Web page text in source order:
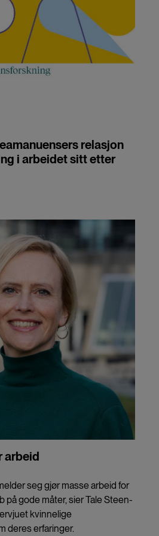
relasjon
i arbeidet sitt etter
arbeid
seg gjør masse arbeid for
på gode måter, sier Tale Steen-
kvinnelige
deres erfaringer.